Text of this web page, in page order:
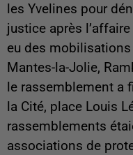
les Yvelines pour
justice après
eu des
Mantes-la-Jolie,
le rassemblement a
la Cité, place Louis
rassemblements
associations de